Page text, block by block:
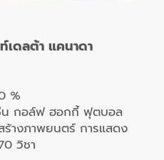
เดลต้า แคนาดา
%
น กอล์ฟ ฮอกกี้ ฟุตบอล
างภาพยนตร์ การแสดง
วิชา